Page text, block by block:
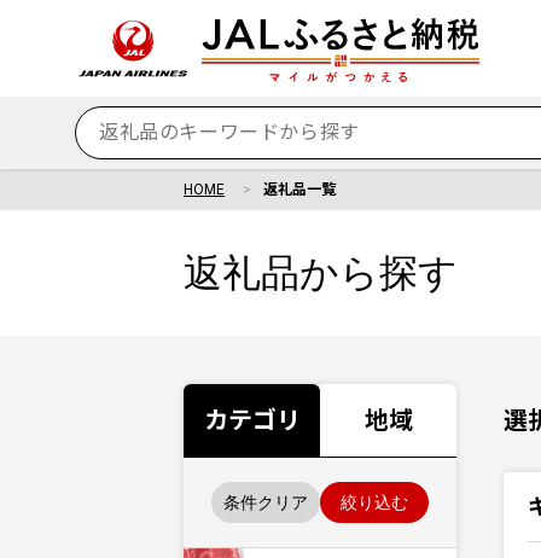
HOME 返礼品一覧
返礼品から探す
カテゴリ 地域
条件クリア 絞り込む
選